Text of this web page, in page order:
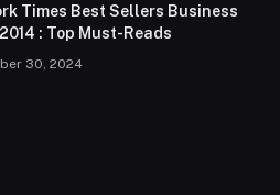
Times Best Sellers Business
: Top Must-Reads
30, 2024